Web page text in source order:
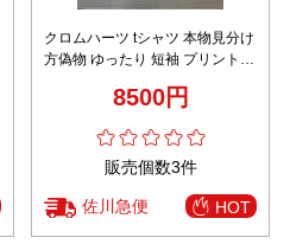
クロムハーツ tシャツ 本物見分け
方偽物 ゆったり 短袖 プリント
8500円
販売個数3件
佐川急便 HOT